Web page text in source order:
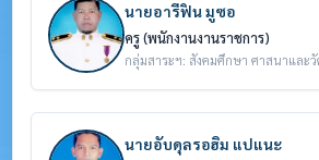
นายอารีฟิน มูซอ
ครู (พนักงานงานราชการ)
กลุ่มสาระฯ: สังคมศึกษา ศาสนาและ
นายอับดุลรอฮิม แปแนะ